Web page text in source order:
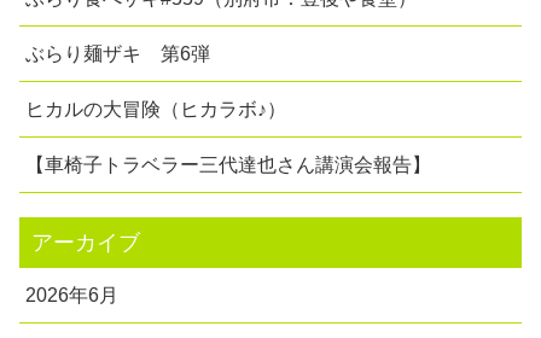
ぶらり麺ザキ 第6弾
ヒカルの大冒険（ヒカラボ♪）
【車椅子トラベラー三代達也さん講演会報告】
アーカイブ
2026年6月